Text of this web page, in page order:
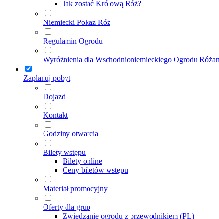
Jak zostać Królową Róż?
Niemiecki Pokaz Róż
Regulamin Ogrodu
Wyróżnienia dla Wschodnioniemieckiego Ogrodu
Zaplanuj pobyt
Dojazd
Kontakt
Godziny otwarcia
Bilety wstępu
Bilety online
Ceny biletów wstępu
Materiał promocyjny
Oferty dla grup
Zwiedzanie ogrodu z przewodnikiem (PL)